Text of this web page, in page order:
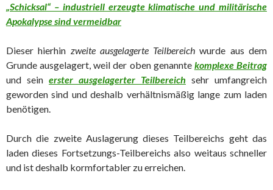
„Schicksal“ – industriell erzeugte klimatische und militärische
Apokalypse sind vermeidbar
Dieser hierhin zweite ausgelagerte Teilbereich wurde aus dem
Grunde ausgelagert, weil der oben genannte komplexe Beitrag
und sein erster ausgelagerter Teilbereich sehr umfangreich
geworden sind und deshalb verhältnismäßig lange zum laden
benötigen.
Durch die zweite Auslagerung dieses Teilbereichs geht das
laden dieses Fortsetzungs-Teilbereichs also weitaus schneller
und ist deshalb kormfortabler zu erreichen.